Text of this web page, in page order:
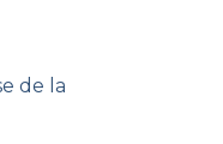
de la